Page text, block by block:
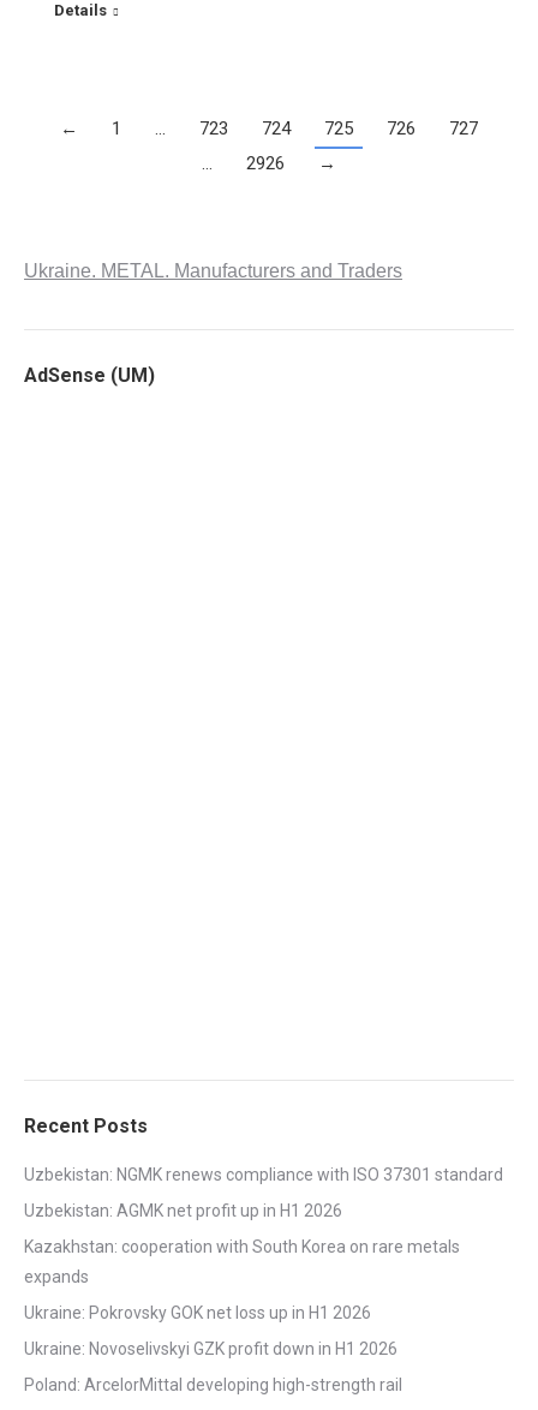
Details
← 1 … 723 724 725 726
727
…
2926 →
Ukraine. METAL. Manufacturers and Traders
AdSense (UM)
Recent Posts
Uzbekistan: NGMK renews compliance with ISO 37301 standard
Uzbekistan: AGMK net profit up in H1 2026
Kazakhstan: cooperation with South Korea on rare metals
expands
Ukraine: Pokrovsky GOK net loss up in H1 2026
Ukraine: Novoselivskyi GZK profit down in H1 2026
Poland: ArcelorMittal developing high-strength rail